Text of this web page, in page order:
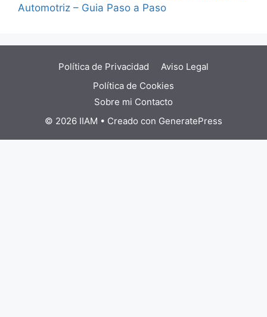
Automotriz – Guia Paso a Paso
Política de Privacidad
Aviso Legal
Política de Cookies
Sobre mi Contacto
© 2026 IIAM • Creado con GeneratePress